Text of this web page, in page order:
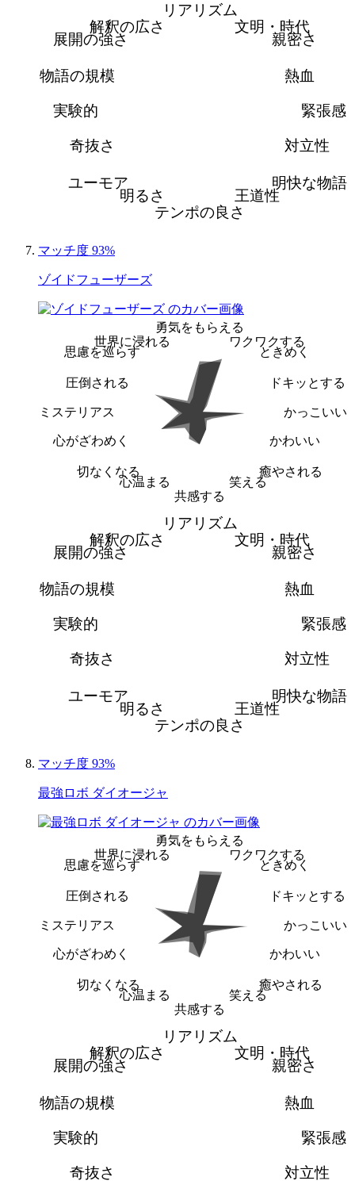
リアリズム
文明・時代
親密さ
熱血
緊張感
対立性
明快な物語
王道性
テンポの良さ
明るさ
ユーモア
奇抜さ
実験的
物語の規模
展開の強さ
解釈の広さ
マッチ度 93%
ゾイドフューザーズ
勇気をもらえる
ワクワクする
ときめく
ドキッとする
かっこいい
かわいい
癒やされる
笑える
共感する
心温まる
切なくなる
心がざわめく
ミステリアス
圧倒される
思慮を巡らす
世界に浸れる
リアリズム
文明・時代
親密さ
熱血
緊張感
対立性
明快な物語
王道性
テンポの良さ
明るさ
ユーモア
奇抜さ
実験的
物語の規模
展開の強さ
解釈の広さ
マッチ度 93%
最強ロボ ダイオージャ
勇気をもらえる
ワクワクする
ときめく
ドキッとする
かっこいい
かわいい
癒やされる
笑える
共感する
心温まる
切なくなる
心がざわめく
ミステリアス
圧倒される
思慮を巡らす
世界に浸れる
リアリズム
文明・時代
親密さ
熱血
緊張感
対立性
奇抜さ
実験的
物語の規模
展開の強さ
解釈の広さ